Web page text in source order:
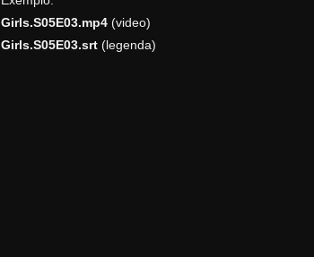
Girls.S05E03.mp4(video)
Girls.S05E03.srt(legenda)